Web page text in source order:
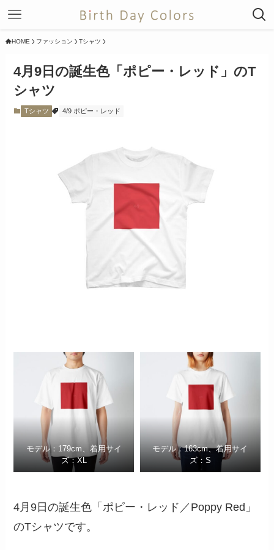
HOME ファッション Tシャツ
4月9日の誕生色「ポピー・レッド」のT
シャツ
Tシャツ 4/9 ポピー・レッド
モデル：179cm、着用サイ
ズ：XL
モデル：163cm、着用サイ
ズ：S
4月9日の誕生色「ポピー・レッド／Poppy Red」
のTシャツです。